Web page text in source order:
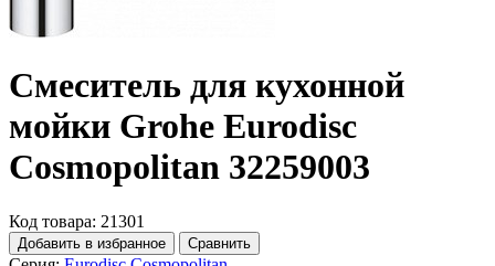
Смеситель для кухонной
мойки Grohe Eurodisc
Cosmopolitan 32259003
Код товара: 21301
Добавить в избранное Сравнить